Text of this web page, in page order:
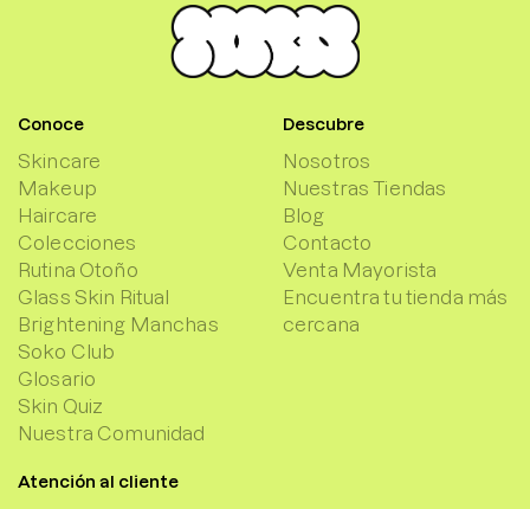
Conoce
Skincare
Makeup
Haircare
Colecciones
Rutina Otoño
Glass Skin Ritual
Brightening Manchas
Soko Club
Glosario
Skin Quiz
Nuestra Comunidad
Descubre
Nosotros
Nuestras Tiendas
Blog
Contacto
Venta Mayorista
Encuentra tu tienda más
cercana
Atención al cliente